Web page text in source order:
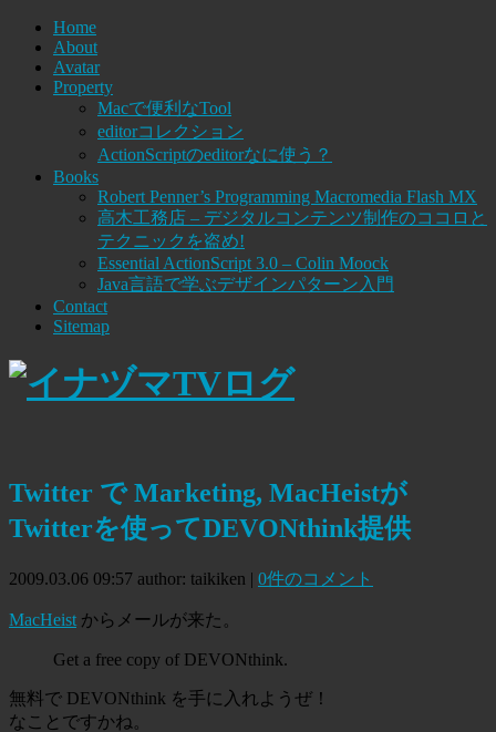
Home
About
Avatar
Property
Macで便利なTool
editorコレクション
ActionScriptのeditorなに使う？
Books
Robert Penner’s Programming Macromedia Flash MX
高木工務店 – デジタルコンテンツ制作のココロと
テクニックを盗め!
Essential ActionScript 3.0 – Colin Moock
Java言語で学ぶデザインパターン入門
Contact
Sitemap
Twitter で Marketing, MacHeistが
Twitterを使ってDEVONthink提供
2009.03.06 09:57 author: taikiken | 0件のコメント
MacHeist からメールが来た。
Get a free copy of DEVONthink.
無料で DEVONthink を手に入れようぜ！
なことですかね。